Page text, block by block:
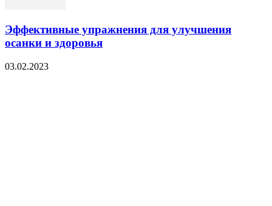
Эффективные упражнения для улучшения
осанки и здоровья
03.02.2023